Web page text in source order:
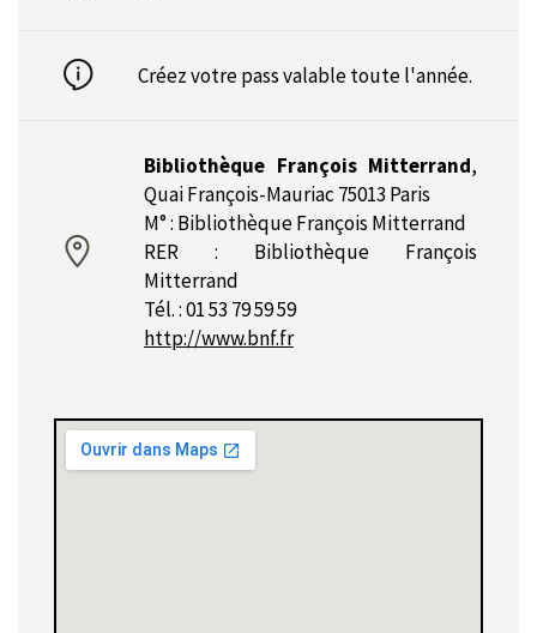
Créez votre pass valable toute l'année.
Bibliothèque François Mitterrand,
Quai François-Mauriac 75013 Paris
M° : Bibliothèque François Mitterrand
RER : Bibliothèque François
Mitterrand
Tél. : 01 53 79 59 59
http://www.bnf.fr